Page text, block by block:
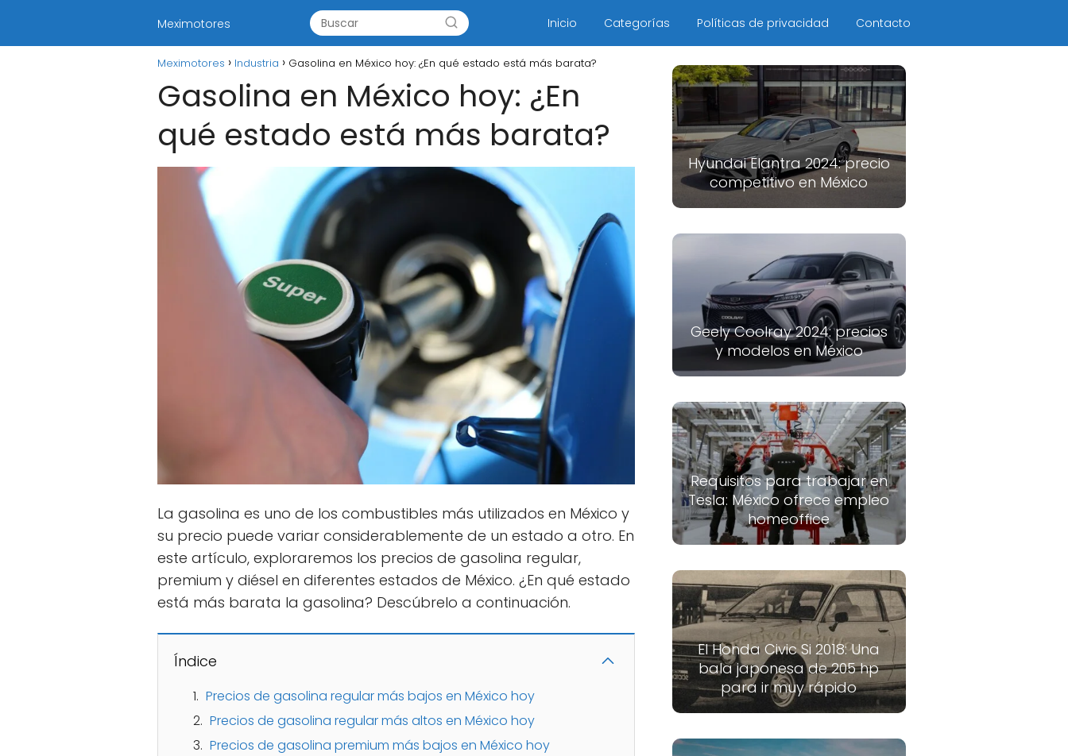
Meximotores Inicio Categorías Políticas de privacidad Contacto
Meximotores Industria Gasolina en México hoy: ¿En qué estado está más barata?
Gasolina en México hoy: ¿En
qué estado está más barata?
La gasolina es uno de los combustibles más utilizados en México y
su precio puede variar considerablemente de un estado a otro. En
este artículo, exploraremos los precios de gasolina regular,
premium y diésel en diferentes estados de México. ¿En qué estado
está más barata la gasolina? Descúbrelo a continuación.
Índice
Precios de gasolina regular más bajos en México hoy
Precios de gasolina regular más altos en México hoy
Precios de gasolina premium más bajos en México hoy
Hyundai Elantra 2024: precio
competitivo en México
Geely Coolray 2024: precios
y modelos en México
Requisitos para trabajar en
Tesla: México ofrece empleo
homeoffice
El Honda Civic Si 2018: Una
bala japonesa de 205 hp
para ir muy rápido